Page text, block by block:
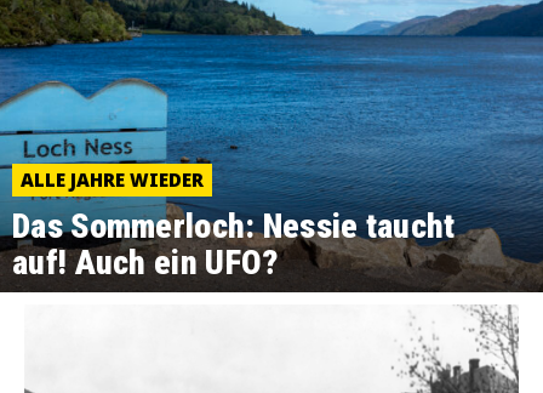
ALLE JAHRE WIEDER
Das Sommerloch: Nessie taucht
auf! Auch ein UFO?